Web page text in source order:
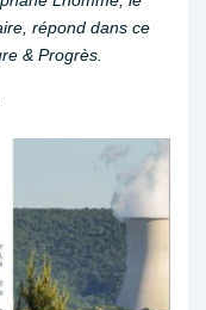
répond dans ce
& Progrès.